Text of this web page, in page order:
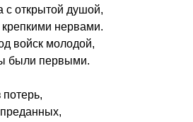
с открытой душой,
нервами.
войск молодой,
были первыми.